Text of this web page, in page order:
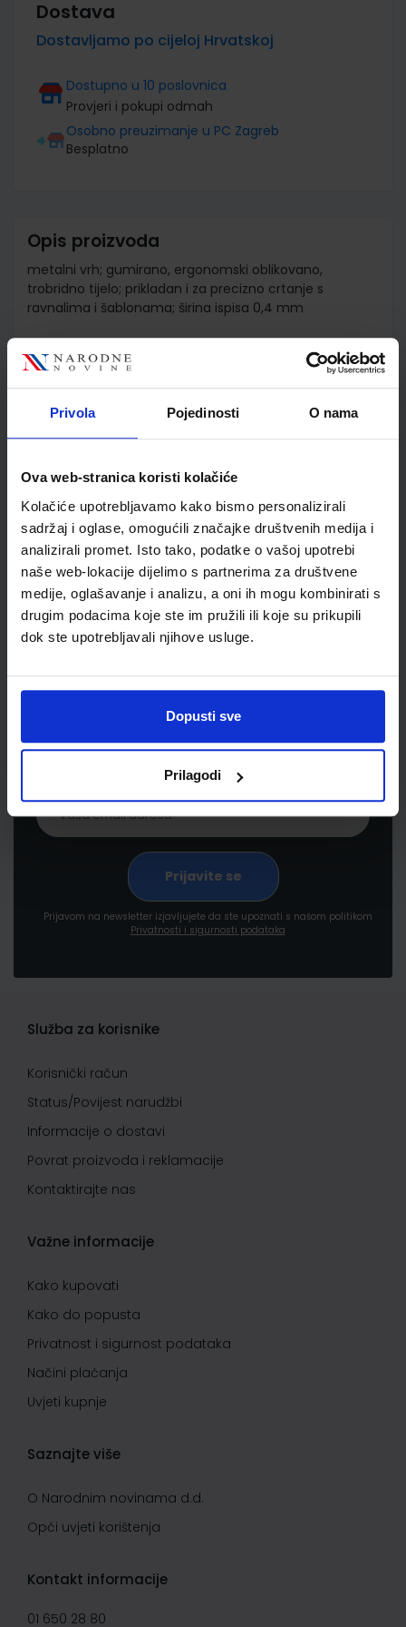
Privola Pojedinosti O nama
Ova web-stranica koristi kolačiće
Kolačiće upotrebljavamo kako bismo personalizirali
sadržaj i oglase, omogućili značajke društvenih medija i
analizirali promet. Isto tako, podatke o vašoj upotrebi
naše web-lokacije dijelimo s partnerima za društvene
medije, oglašavanje i analizu, a oni ih mogu kombinirati s
drugim podacima koje ste im pružili ili koje su prikupili
dok ste upotrebljavali njihove usluge.
Dopusti sve
Prilagodi
Dostava
Dostavljamo po cijeloj Hrvatskoj
Dostupno u 10 poslovnica
Provjeri i pokupi odmah
Osobno preuzimanje u PC Zagreb
Besplatno
Opis proizvoda
metalni vrh; gumirano, ergonomski oblikovano,
trobridno tijelo; prikladan i za precizno crtanje s
ravnalima i šablonama; širina ispisa 0,4 mm
Detalji proizvoda
Šifra proizvoda
521511
Newsletter prijava
Prijavite se kako bi primali informacije o novim
proizvodima i uslugama, akcijama i drugim
Prijavom na newsletter izjavljujete da ste upoznati s našom politikom
Privatnosti i sigurnosti podataka
Služba za korisnike
Korisnički račun
Status/Povijest narudžbi
Informacije o dostavi
Povrat proizvoda i reklamacije
Kontaktirajte nas
Važne informacije
Kako kupovati
Kako do popusta
Privatnost i sigurnost podataka
Načini plaćanja
Uvjeti kupnje
Saznajte više
O Narodnim novinama d.d.
Opći uvjeti korištenja
Kontakt informacije
01 650 28 80